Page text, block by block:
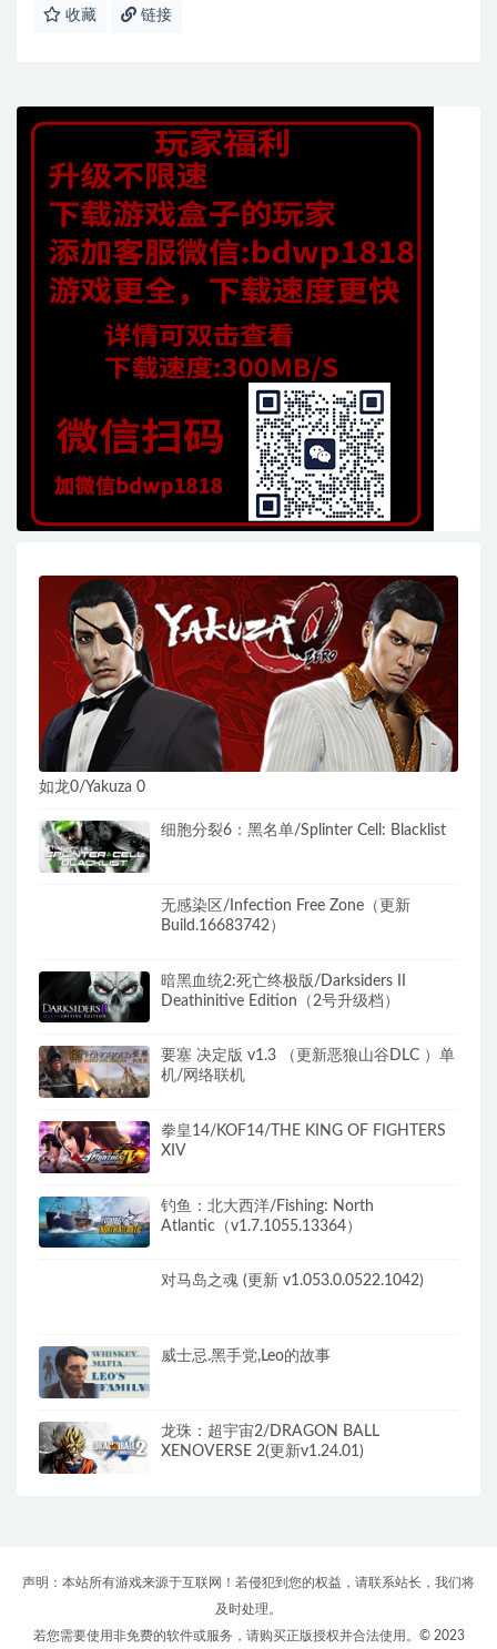
收藏 链接
如龙0/Yakuza 0
细胞分裂6：黑名单/Splinter Cell: Blacklist
无感染区/Infection Free Zone（更新
Build.16683742）
暗黑血统2:死亡终极版/Darksiders II
Deathinitive Edition（2号升级档）
要塞 决定版 v1.3 （更新恶狼山谷DLC ）单
机/网络联机
拳皇14/KOF14/THE KING OF FIGHTERS
XIV
钓鱼：北大西洋/Fishing: North
Atlantic（v1.7.1055.13364）
对马岛之魂 (更新 v1.053.0.0522.1042)
威士忌.黑手党,Leo的故事
龙珠：超宇宙2/DRAGON BALL
XENOVERSE 2(更新v1.24.01)
声明：本站所有游戏来源于互联网！若侵犯到您的权益，请联系站长，我们将
及时处理。
若您需要使用非免费的软件或服务，请购买正版授权并合法使用。© 2023